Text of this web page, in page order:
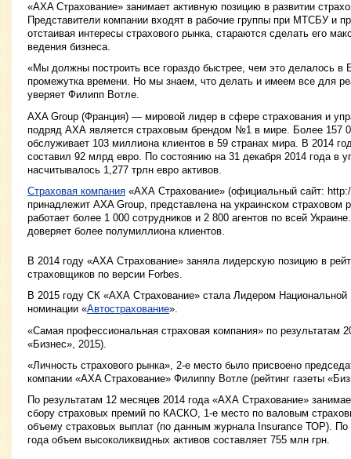
«AXA Страхование» занимает активную позицию в развитии
Представители компании входят в рабочие группы при МТСБУ и
отстаивая интересы страхового рынка, стараются сделать его
ведения бизнеса.
«Мы должны построить все гораздо быстрее, чем это делалось в
промежутка времени. Но мы знаем, что делать и имеем все для
уверяет Филипп Вотле.
AXA Group (Франция) — мировой лидер в сфере страхования и
подряд АХА является страховым брендом №1 в мире. Более 157
обслуживает 103 миллиона клиентов в 59 странах мира. В 2014
составил 92 млрд евро. По состоянию на 31 декабря 2014 года в
насчитывалось 1,277 трлн евро активов.
Страховая компания «АХА Страхование» (официальный сайт:
принадлежит AXA Group, представлена на украинском страховом
работает более 1 000 сотрудников и 2 800 агентов по всей
доверяет более полумиллиона клиентов.
В 2014 году «АХА Страхование» заняла лидерскую позицию в
страховщиков по версии Forbes.
В 2015 году СК «АХА Страхование» стала Лидером
номинации «Автострахование».
«Самая профессиональная страховая компания» по результатам
«Бизнес», 2015).
«Личность страхового рынка», 2-е место было присвоено
компании «AXA Страхование» Филиппу Вотле (рейтинг газеты
По результатам 12 месяцев 2014 года «АХА Страхование»
сбору страховых премий по КАСКО, 1-е место по валовым
объему страховых выплат (по данным журнала Insurance ТОР). По
года объем высоколиквидных активов составляет 755 млн грн.